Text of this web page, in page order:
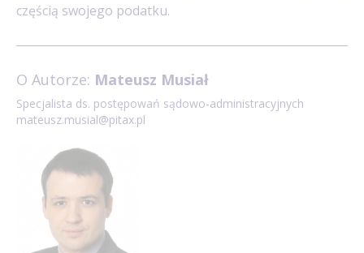
częścią swojego podatku.
O Autorze: Mateusz Musiał
Specjalista ds. postępowań sądowo-administracyjnych
mateusz.musial@pitax.pl